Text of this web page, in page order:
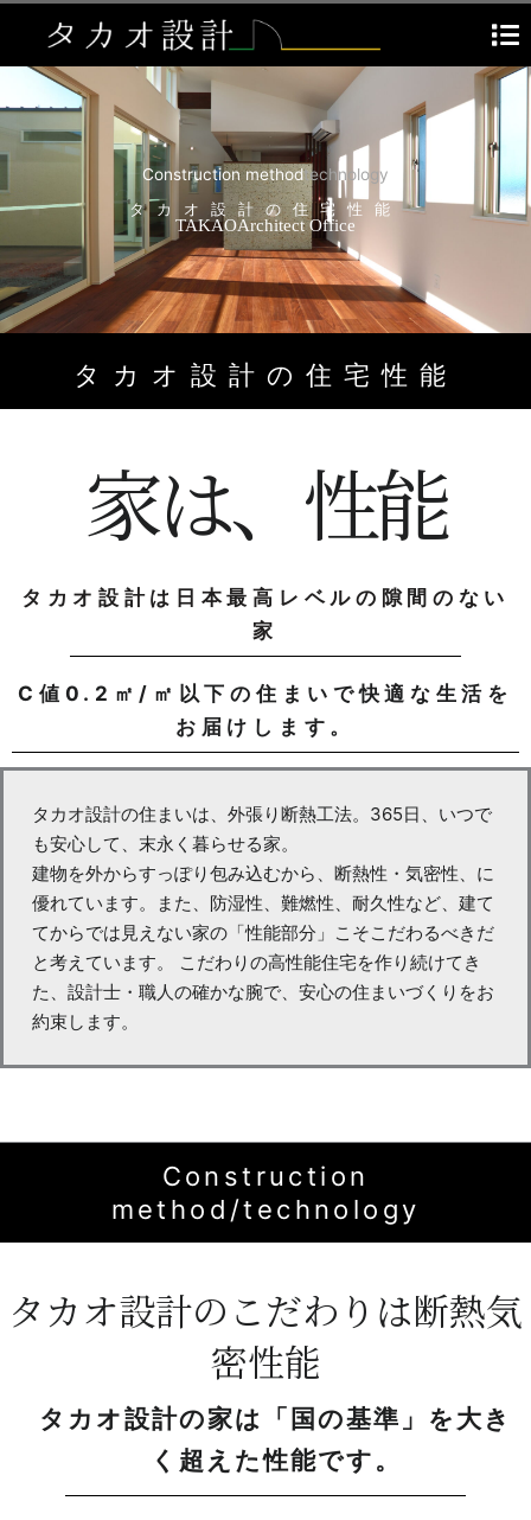
を
キ
Construction methodtechnology
タカオ設計の住宅性能
TAKAOArchitect Office
タカオ設計の住宅性能
家は、性能
タカオ設計は日本最高レベルの隙間のない
家
C値0.2㎡/㎡以下の住まいで快適な生活を
お届けします。
タカオ設計の住まいは、外張り断熱工法。365日、いつで
も安⼼して、末永く暮らせる家。
建物を外からすっぽり包み込むから、断熱性・気密性、に
優れています。また、防湿性、難燃性、耐久性など、建て
てからでは⾒えない家の「性能部分」こそこだわるべきだ
と考えています。
こだわりの⾼性能住宅を作り続けてき
た、設計士・職⼈の確かな腕で、安⼼の住まいづくりをお
約束します。
Construction
method/technology
タカオ設計のこだわりは断熱気
密性能
タカオ設計の家は「国の基準」を大き
く超えた性能です。